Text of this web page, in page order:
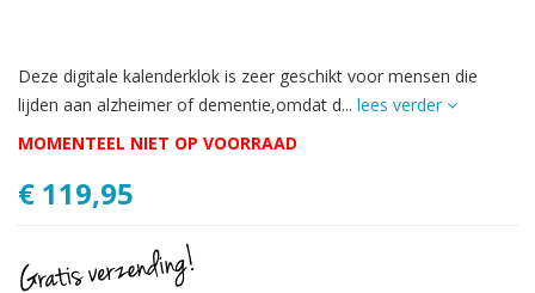
Deze digitale kalenderklok is zeer geschikt voor mensen die
lijden aan alzheimer of dementie,omdat d... lees verder
MOMENTEEL NIET OP VOORRAAD
€ 119,95